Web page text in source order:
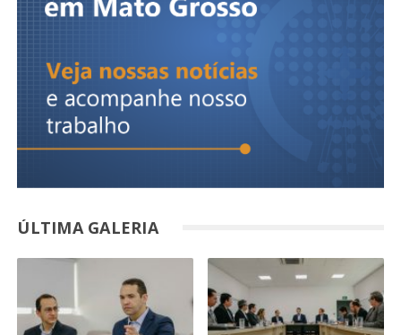
ÚLTIMA GALERIA